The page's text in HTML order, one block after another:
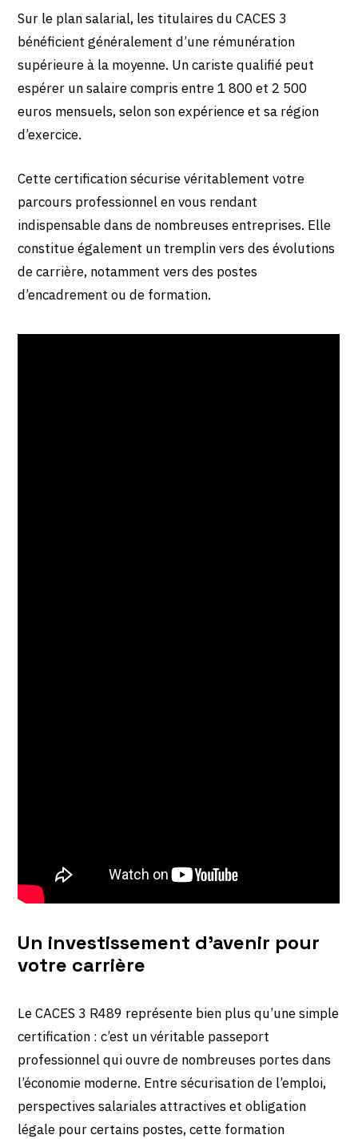
Sur le plan salarial, les titulaires du CACES 3
bénéficient généralement d’une rémunération
supérieure à la moyenne. Un cariste qualifié peut
espérer un salaire compris entre 1 800 et 2 500
euros mensuels, selon son expérience et sa région
d’exercice.
Cette certification sécurise véritablement votre
parcours professionnel en vous rendant
indispensable dans de nombreuses entreprises. Elle
constitue également un tremplin vers des évolutions
de carrière, notamment vers des postes
d’encadrement ou de formation.
Un investissement d’avenir pour
votre carrière
Le CACES 3 R489 représente bien plus qu’une simple
certification : c’est un véritable passeport
professionnel qui ouvre de nombreuses portes dans
l’économie moderne. Entre sécurisation de l’emploi,
perspectives salariales attractives et obligation
légale pour certains postes, cette formation